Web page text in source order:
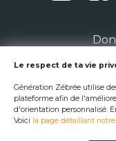
1
Le respect de ta vie
Génération Zébrée utilise
plateforme afin de
d'orientation personnalisé.
Voici la page détaillant